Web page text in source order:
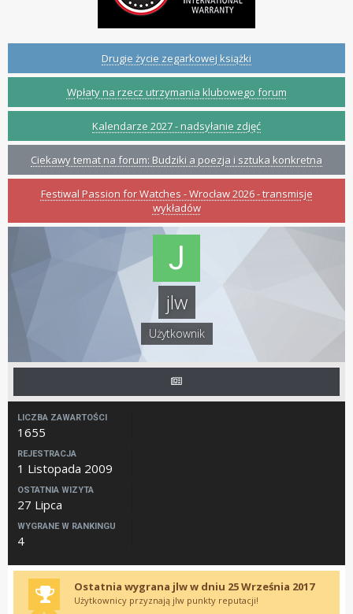
Drugie życie zegarkowej książki
Wpłaty na rzecz utrzymania klubowego forum
Kalendarze 2027 - nadsyłanie zdjęć
Ciekawy temat na forum: Budziki a poezja i sztuka konkretna
Festiwal Passion for Watches - Wrocław 2026 - transmisje
wykładów
jlw
Użytkownik
LICZBA ZAWARTOŚCI
1655
REJESTRACJA
1 Listopada 2009
OSTATNIA WIZYTA
27 Lipca
WYGRANE W RANKINGU
4
Ostatnia wygrana jlw w dniu 25 Września 2017
Użytkownicy przyznają jlw punkty reputacji!